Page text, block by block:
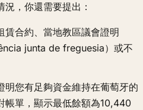
，你還需要提出：
賃合約、當地教區議會證明
junta de freguesia）或不
明您有足夠資金維持在葡萄牙的
帳單，顯示最低餘額為10,440